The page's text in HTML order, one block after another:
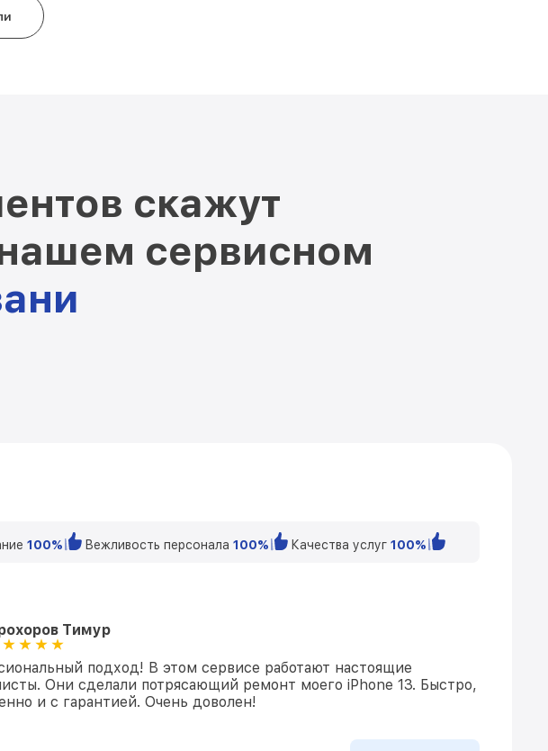
скажут
сервисном
100% Вежливость персонала 100% Качества услуг 100%
Тимур
подход! В этом сервисе работают настоящие
Они сделали потрясающий ремонт моего iPhone 13. Быстро,
и с гарантией. Очень доволен!